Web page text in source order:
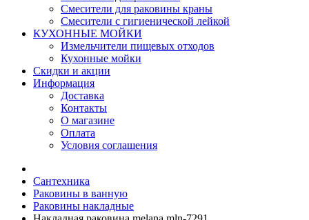
Смесители для раковины краны
Смесители с гигиенической лейкой
КУХОННЫЕ МОЙКИ
Измельчители пищевых отходов
Кухонные мойки
Скидки и акции
Информация
Доставка
Контакты
О магазине
Оплата
Условия соглашения
Сантехника
Раковины в ванную
Раковины накладные